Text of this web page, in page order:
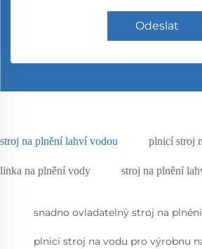
Odeslat
stroj na plnění lahví vodou plnicí stroj
linka na plnění vody stroj na plnění
snadno ovladatelný stroj na
plnicí stroj na vodu pro výrobnu